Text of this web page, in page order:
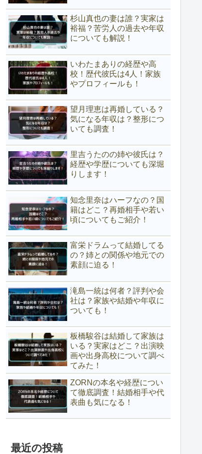
杉山真也の妻は誰？実家は
裕福？苦労人の過去や年収
についても解説！
いわたまありの経歴や高
校！歴代彼氏は4人！家族
やプロフィールも！
望月理恵は再婚している？
気になる年収は？整形につ
いても調査！
里吉うたのの姉や彼氏は？
経歴や学歴についても深堀
りします！
知念里奈はハーフなの？国
籍はどこ？再婚相手や若い
頃についてもご紹介！
富栄ドラムって結婚してる
の？姉との関係や地元での
素顔に迫る！
滝島一統は何者？評判や会
社は？家族や結婚や年収に
ついても！
板橋駿谷は結婚して家族は
いる？実家はどこ？出演映
画や出身高校について調べ
てみた！
ZORNの本名や経歴につい
て徹底調査！結婚相手や代
表曲も気になる！
最近の投稿